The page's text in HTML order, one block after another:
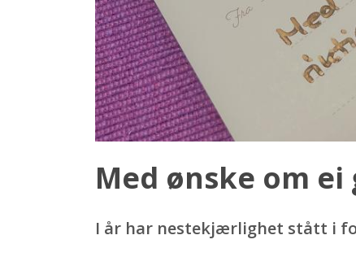
Med ønske om
I år har nestekjærlighet stått i